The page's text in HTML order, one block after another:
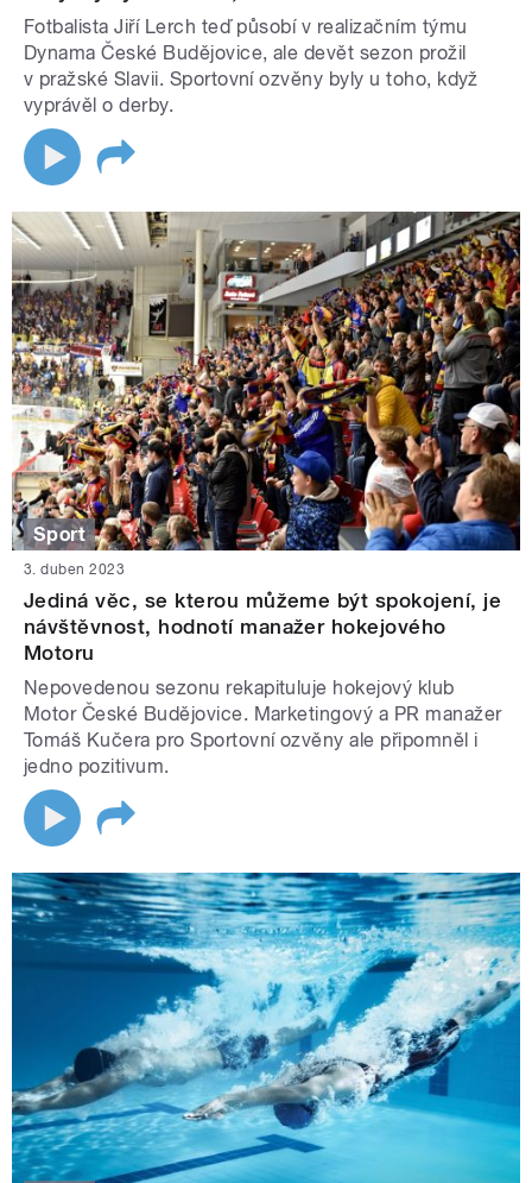
Fotbalista Jiří Lerch teď působí v realizačním týmu
Dynama České Budějovice, ale devět sezon prožil
v pražské Slavii. Sportovní ozvěny byly u toho, když
vyprávěl o derby.
Sport
3. duben 2023
Jediná věc, se kterou můžeme být spokojení, je
návštěvnost, hodnotí manažer hokejového
Motoru
Nepovedenou sezonu rekapituluje hokejový klub
Motor České Budějovice. Marketingový a PR manažer
Tomáš Kučera pro Sportovní ozvěny ale připomněl i
jedno pozitivum.